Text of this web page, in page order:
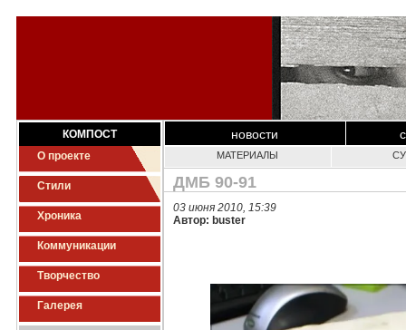
КОМПОСТ
О проекте
Стили
Хроника
Коммуникации
Творчество
Галерея
новости
МАТЕРИАЛЫ
ДМБ 90-91
03 июня 2010, 15:39
Автор: buster